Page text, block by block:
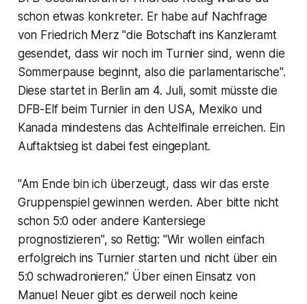
schon etwas konkreter. Er habe auf Nachfrage
von Friedrich Merz "die Botschaft ins Kanzleramt
gesendet, dass wir noch im Turnier sind, wenn die
Sommerpause beginnt, also die parlamentarische".
Diese startet in Berlin am 4. Juli, somit müsste die
DFB-Elf beim Turnier in den USA, Mexiko und
Kanada mindestens das Achtelfinale erreichen. Ein
Auftaktsieg ist dabei fest eingeplant.
"Am Ende bin ich überzeugt, dass wir das erste
Gruppenspiel gewinnen werden. Aber bitte nicht
schon 5:0 oder andere Kantersiege
prognostizieren", so Rettig: "Wir wollen einfach
erfolgreich ins Turnier starten und nicht über ein
5:0 schwadronieren." Über einen Einsatz von
Manuel Neuer gibt es derweil noch keine